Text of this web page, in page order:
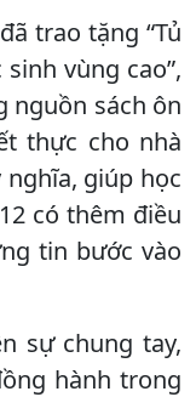
trao tặng “Tủ
vùng cao”,
nguồn sách ôn
thực cho nhà
giúp học
có thêm điều
tin bước vào
sự chung tay,
hành trong